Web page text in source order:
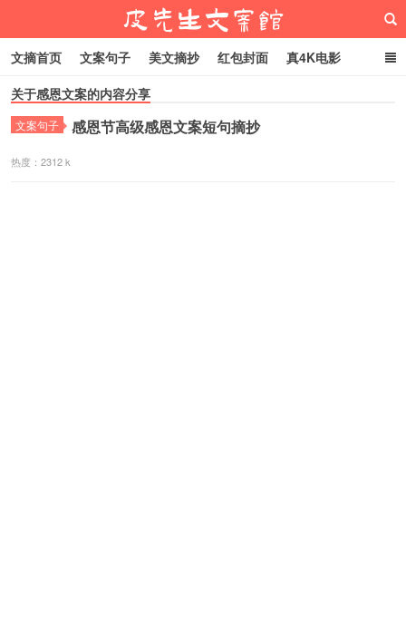
文摘首页 文案句子 美文摘抄 红包封面 真4K电影
网络热梗 恋爱家庭 微信头像
关于感恩文案的内容分享
文案句子 感恩节高级感恩文案短句摘抄
热度：2312 k